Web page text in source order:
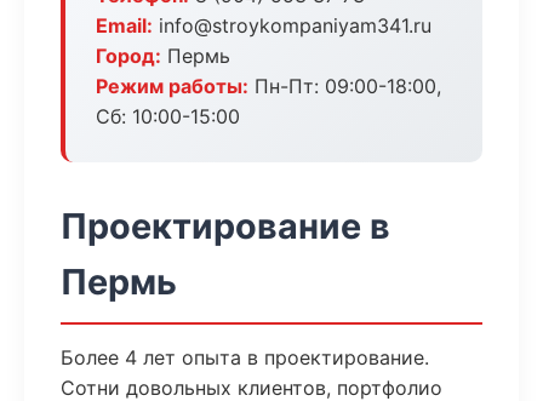
Email: info@stroykompaniyam341.ru
Город: Пермь
Режим работы: Пн-Пт: 09:00-18:00,
Сб: 10:00-15:00
Проектирование в
Пермь
Более 4 лет опыта в проектирование.
Сотни довольных клиентов, портфолио